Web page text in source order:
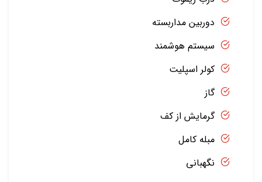
دوربین مداربسته
سیستم هوشمند
کولر اسپلیت
گاز
گرمایش از کف
مبله کامل
نگهبانی